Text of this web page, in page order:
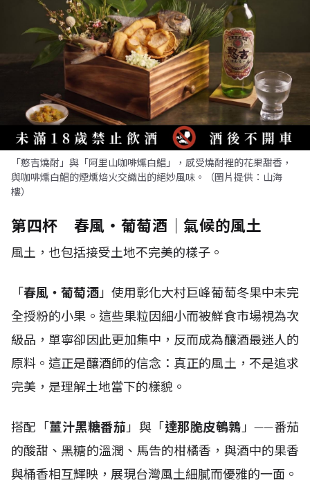
「憨吉燒酎」與「阿里山咖啡燻白鯧」，感受燒酎裡的花果甜香，
與咖啡燻白鯧的煙燻焙火交織出的絕妙風味。（圖片提供：山海
樓）
第四杯 春風・葡萄酒｜氣候的風土
風土，也包括接受土地不完美的樣子。
「春風・葡萄酒」使用彰化大村巨峰葡萄冬果中未完
全授粉的小果。這些果粒因細小而被鮮食市場視為次
級品，單寧卻因此更加集中，反而成為釀酒最迷人的
原料。這正是釀酒師的信念：真正的風土，不是追求
完美，是理解土地當下的樣貌。
搭配「薑汁黑糖番茄」與「達那脆皮鵪鶉」——番茄
的酸甜、黑糖的溫潤、馬告的柑橘香，與酒中的果香
與桶香相互輝映，展現台灣風土細膩而優雅的一面。